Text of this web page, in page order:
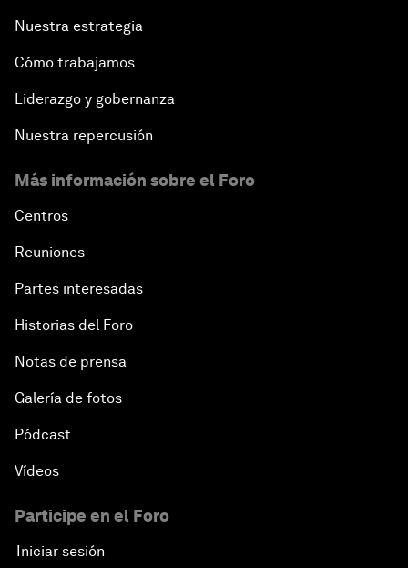
Nuestra estrategia
Cómo trabajamos
Liderazgo y gobernanza
Nuestra repercusión
Más información sobre el Foro
Centros
Reuniones
Partes interesadas
Historias del Foro
Notas de prensa
Galería de fotos
Pódcast
Vídeos
Participe en el Foro
Iniciar sesión